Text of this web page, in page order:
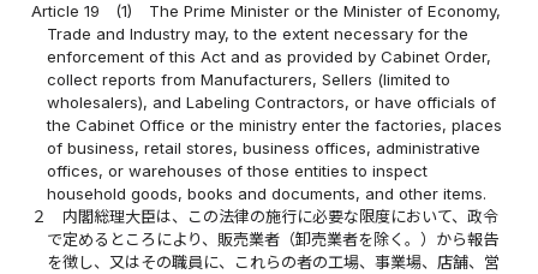
Article 19
(1)
The Prime Minister or the Minister of Economy,
Trade and Industry may, to the extent necessary for the
enforcement of this Act and as provided by Cabinet Order,
collect reports from Manufacturers, Sellers (limited to
wholesalers), and Labeling Contractors, or have officials of
the Cabinet Office or the ministry enter the factories, places
of business, retail stores, business offices, administrative
offices, or warehouses of those entities to inspect
household goods, books and documents, and other items.
２
内閣総理大臣は、この法律の施行に必要な限度において、政令
で定めるところにより、販売業者（卸売業者を除く。）から報告
を徴し、又はその職員に、これらの者の工場、事業場、店舗、営